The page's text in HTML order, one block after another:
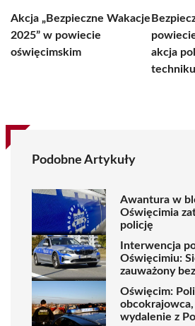
Akcja „Bezpieczne Wakacje
2025” w powiecie
oświęcimskim
akcja
Podobne Artykuły
Awantura w
Oświęcimia
policję
Interwencja
Oświęcimiu:
zauważony
Oświęcim:
wydalenie z